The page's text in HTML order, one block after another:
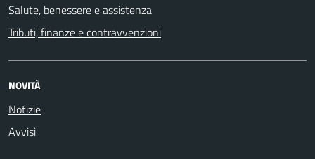
Salute, benessere e assistenza
Tributi, finanze e contravvenzioni
NOVITÀ
Notizie
Avvisi